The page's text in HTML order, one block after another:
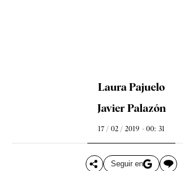
Laura Pajuelo
Javier Palazón
17 / 02 / 2019 - 00: 31
Seguir en